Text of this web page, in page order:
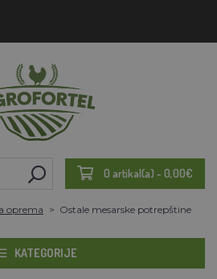
0 artikal(a) - 0,00€
oprema Ostale mesarske potrepštine
KATEGORIJE